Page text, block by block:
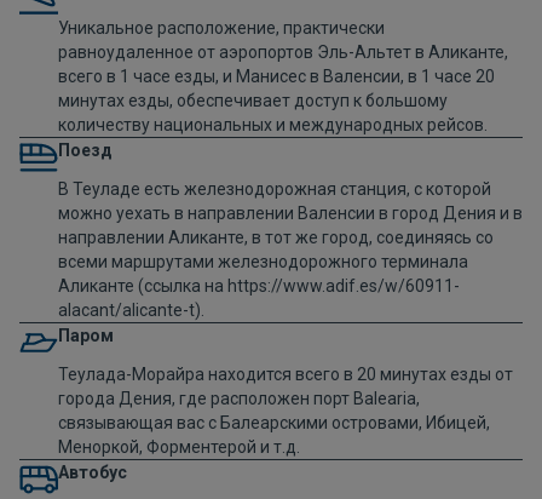
Уникальное расположение, практически
равноудаленное от аэропортов Эль-Альтет в Аликанте,
всего в 1 часе езды, и Манисес в Валенсии, в 1 часе 20
минутах езды, обеспечивает доступ к большому
количеству национальных и международных рейсов.
Поезд
В Теуладе есть железнодорожная станция, с которой
можно уехать в направлении Валенсии в город Дения и в
направлении Аликанте, в тот же город, соединяясь со
всеми маршрутами железнодорожного терминала
Аликанте (ссылка на https://www.adif.es/w/60911-
alacant/alicante-t).
Паром
Теулада-Морайра находится всего в 20 минутах езды от
города Дения, где расположен порт Balearia,
связывающая вас с Балеарскими островами, Ибицей,
Меноркой, Форментерой и т.д.
Автобус